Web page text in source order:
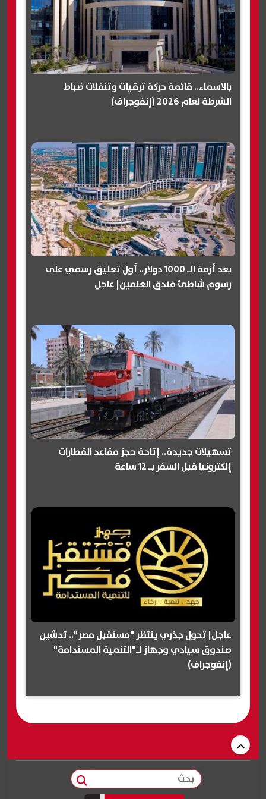
بالأسماء.. قائمة حركة ترقيات وتنقلات ضباط
الشرطة لعام 2026 (إنفوجراف)
بعد أزمة الـ 1000 دولار.. أول تعليق رسمي على
رسوم شاطئ فندق العلمين| عاجل
تسهيلات جديدة.. إتاحة حجز مقاعد القطارات
إلكترونيا قبل السفر بـ 12 ساعة
عاجل| تحول جذري ينتظر "مستقبل مصر".. تدشين
صندوق سيادي وجهاز لـ"التنمية المستدامة"
(إنفوجراف)
بحث